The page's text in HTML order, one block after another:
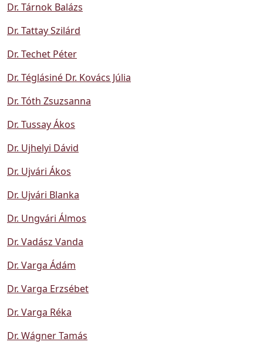
Dr. Tárnok Balázs
Dr. Tattay Szilárd
Dr. Techet Péter
Dr. Téglásiné Dr. Kovács Júlia
Dr. Tóth Zsuzsanna
Dr. Tussay Ákos
Dr. Ujhelyi Dávid
Dr. Ujvári Ákos
Dr. Ujvári Blanka
Dr. Ungvári Álmos
Dr. Vadász Vanda
Dr. Varga Ádám
Dr. Varga Erzsébet
Dr. Varga Réka
Dr. Wágner Tamás